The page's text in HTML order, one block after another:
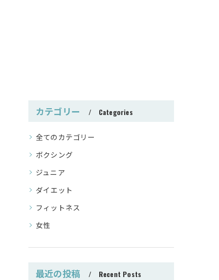
カテゴリー Categories
全てのカテゴリー
ボクシング
ジュニア
ダイエット
フィットネス
女性
最近の投稿 Recent Posts